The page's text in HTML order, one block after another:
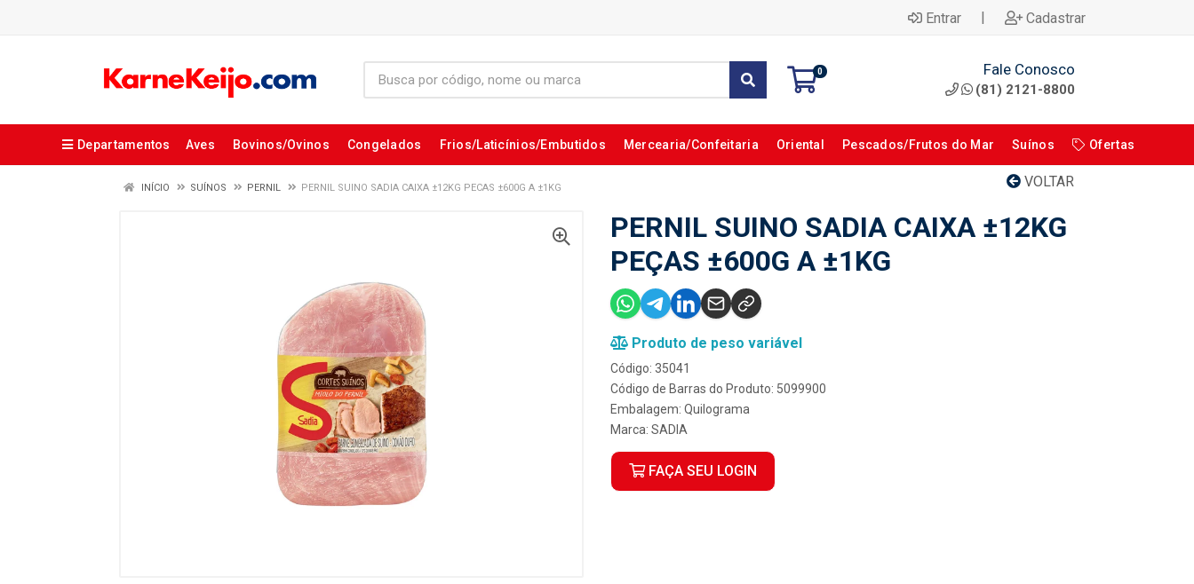
Entrar | Cadastrar
0 Fale Conosco
(81) 2121-8800
Departamentos Aves Bovinos/Ovinos Congelados Frios/Laticínios/Embutidos Mercearia/Confeitaria Oriental Pescados/Frutos do Mar Suínos Ofertas
VOLTAR
INÍCIO SUÍNOS PERNIL PERNIL SUINO SADIA CAIXA ±12KG PECAS ±600G A ±1KG
PERNIL SUINO SADIA CAIXA ±12KG
PEÇAS ±600G A ±1KG
Produto de peso variável
Código: 35041
Código de Barras do Produto: 5099900
Embalagem: Quilograma
Marca: SADIA
FAÇA SEU LOGIN